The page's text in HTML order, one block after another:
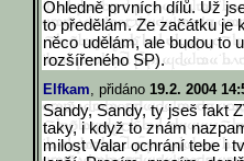
Ohledně prvních dílů. Už
to předělám. Ze začátku je
něco udělám, ale budou to
rozšířeného SP).
Elfkam, přidáno 19.2. 2004
Sandy, Sandy, ty jseš fakt
taky, i když to znám
milost Valar ochrání tebe i